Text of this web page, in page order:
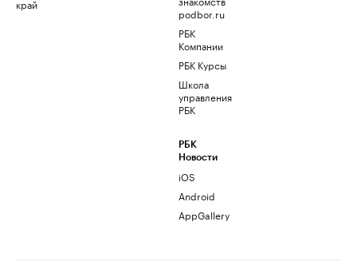
край
podbor.ru
РБК
Компании
РБК Курсы
Школа
управления
РБК
РБК
Новости
iOS
Android
AppGallery